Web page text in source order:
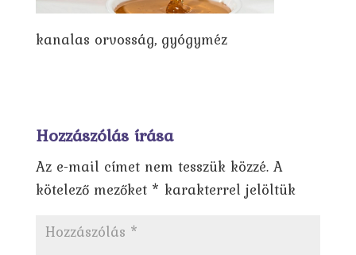
kanalas orvosság, gyógyméz
Hozzászólás írása
Az e-mail címet nem tesszük közzé. A
kötelező mezőket * karakterrel jelöltük